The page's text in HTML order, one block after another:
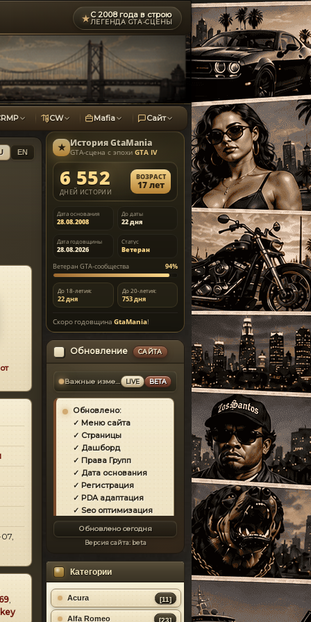
★С 2008 года в строю
ЛЕГЕНДА GTA-СЦЕНЫ
CW Mafia Сайт
EN
,
★ ИсторияGtaMania
GTA-сцена с эпохи GTA IV
6 552
ДНЕЙ ИСТОРИИ
ВОЗРАСТ
17 лет
Дата основания
28.08.2008
До даты
22 дня
Дата годовщины
28.08.2026
Статус
Ветеран
Ветеран GTA-сообщества
94%
До 18-летия:
22 дня
До 20-летия:
753 дня
Скоро годовщинаGtaMania!
Обновление САЙТА
Важные изменения LIVE BETA
Обновлено:
✓ Меню сайта
✓ Страницы
✓ Дашборд
✓ Права Групп
✓ Дата основания
✓ Регистрация
✓ PDA адаптация
✓ Seo оптимизация
✓ Загрузка страниц
✓ Моды
✓ Главная
✓ Репутация
✓ Золотой коммент
✓ Футер
✓ Форум
Обновлено сегодня
Версия сайта: beta
Категории
Acura [11]
Alfa Romeo [23]